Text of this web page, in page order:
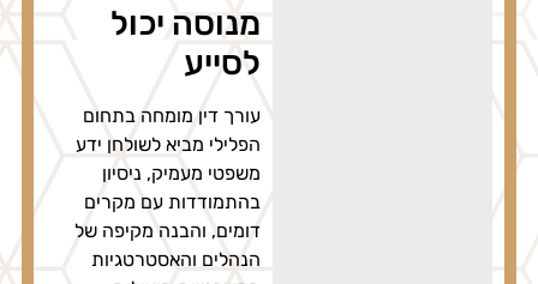
מנוסה יכול
לסייע
עורך דין מומחה בתחום
הפלילי מביא לשולחן ידע
משפטי מעמיק, ניסיון
בהתמודדות עם מקרים
דומים, והבנה מקיפה של
הנהלים והאסטרטגיות